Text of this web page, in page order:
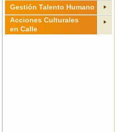
Gestión Talento Humano
Acciones Culturales
en Calle